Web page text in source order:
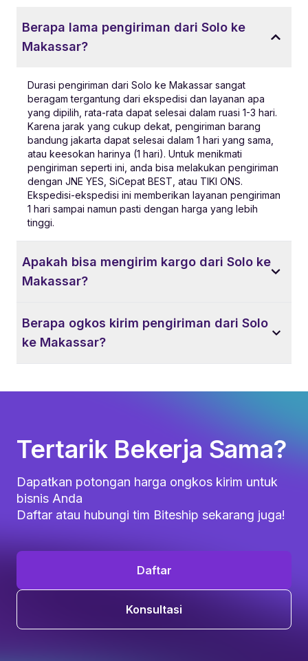
Berapa lama pengiriman dari Solo ke
Makassar?
Durasi pengiriman dari Solo ke Makassar sangat
beragam tergantung dari ekspedisi dan layanan apa
yang dipilih, rata-rata dapat selesai dalam ruasi 1-3 hari.
Karena jarak yang cukup dekat, pengiriman barang
bandung jakarta dapat selesai dalam 1 hari yang sama,
atau keesokan harinya (1 hari). Untuk menikmati
pengiriman seperti ini, anda bisa melakukan pengiriman
dengan JNE YES, SiCepat BEST, atau TIKI ONS.
Ekspedisi-ekspedisi ini memberikan layanan pengiriman
1 hari sampai namun pasti dengan harga yang lebih
tinggi.
Apakah bisa mengirim kargo dari Solo ke
Makassar?
Berapa ogkos kirim pengiriman dari Solo
ke Makassar?
Tertarik Bekerja Sama?
Dapatkan potongan harga ongkos kirim untuk
bisnis Anda
Daftar atau hubungi tim Biteship sekarang juga!
Daftar
Konsultasi